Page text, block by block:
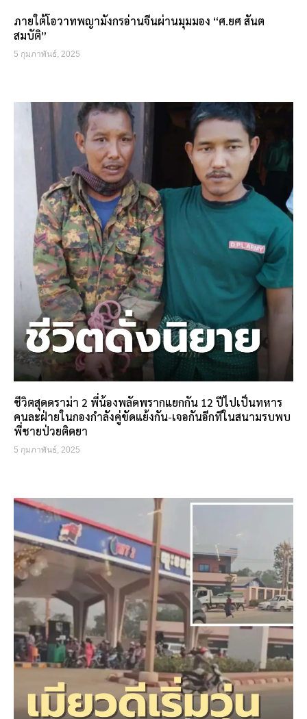
ภายใต้โอวาทพญามังกรอ่านจีนผ่านมุมมอง “ศ.ยศ สันต
สมบัติ”
5 กุมภาพันธ์, 2025
ชีวิตสุดดราม่า 2 พี่น้องพลัดพรากแยกกัน 12 ปีไปเป็นทหาร
คนละฝ่ายในกองกำลังคู่ขัดแย้งกัน-เจอกันอีกทีในสนามรบพบ
พี่ชายป่วยติดยา
5 กุมภาพันธ์, 2025